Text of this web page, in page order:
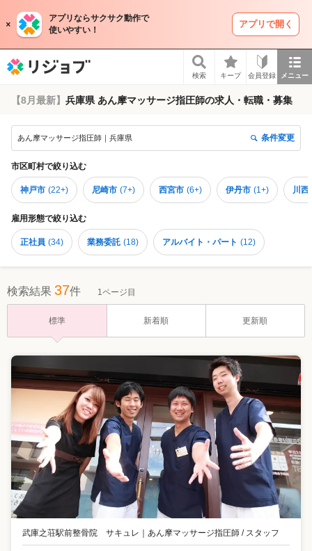
アプリならサクサク動作で
使いやすい！
アプリで開く
検索 キープ 会員登録 メニュー
【8月最新】 兵庫県 あん摩マッサージ指圧師の求人・転職・募集
あん摩マッサージ指圧師｜兵庫県 条件変更
市区町村で絞り込む
神戸市 (22+) 尼崎市 (7+) 西宮市 (6+) 伊丹市 (1+) 川西
雇用形態で絞り込む
正社員 (34) 業務委託 (18) アルバイト・パート (12)
検索結果 37件 1ページ目
標準 新着順 更新順
武庫之荘駅前整骨院 サキュレ あん摩マッサージ指圧師 / スタッフ